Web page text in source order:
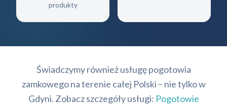
produkty
Świadczymy również usługę pogotowia
zamkowego na terenie całej Polski – nie tylko w
Gdyni. Zobacz szczegóły usługi: Pogotowie